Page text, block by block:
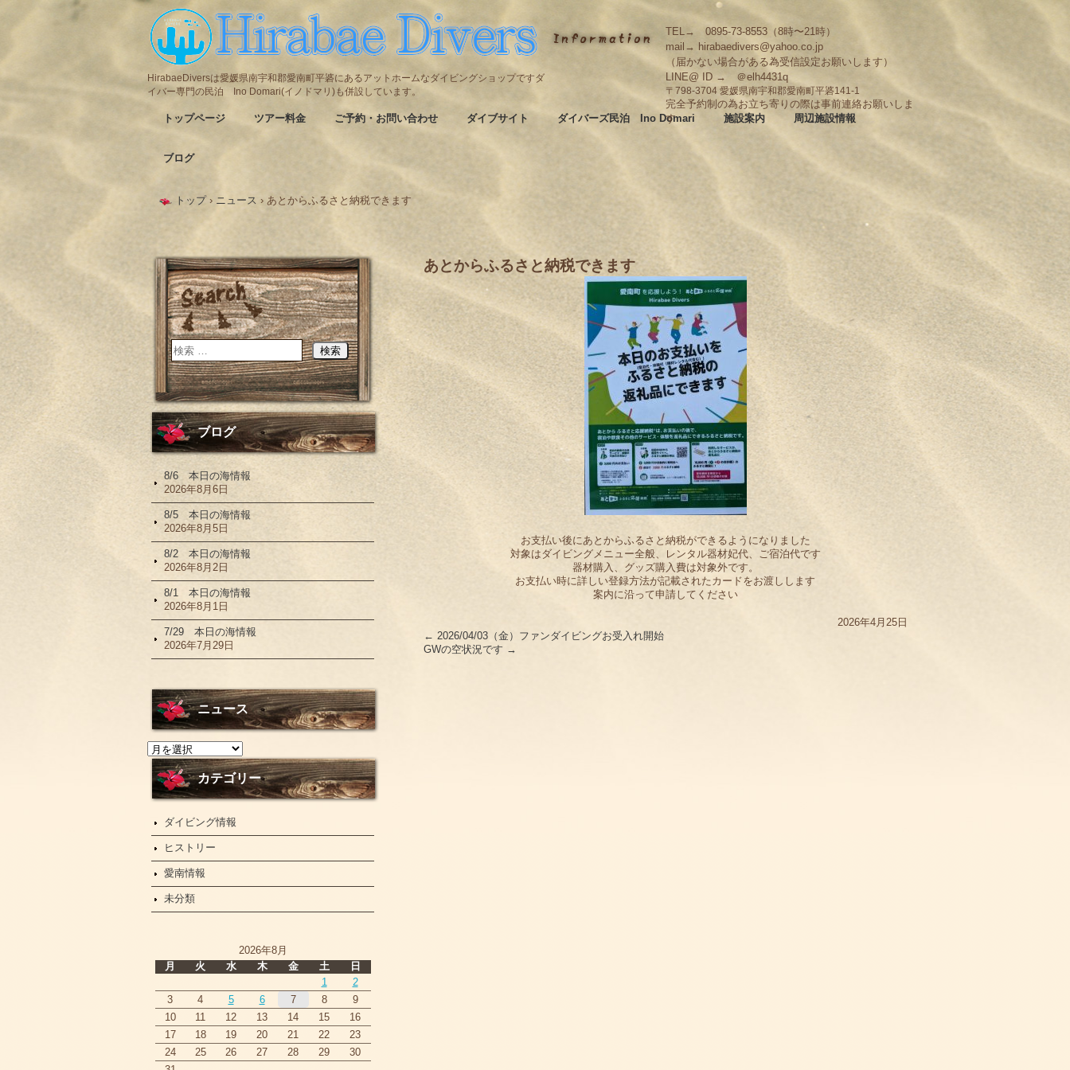
HirabaeDiversは愛媛県南宇和郡愛南町平碆にあるアットホームなダイビングショップですダ
イバー専門の民泊 Ino Domari(イノドマリ)も併設しています。
TEL→ 0895-73-8553（8時〜21時）
mail→ hirabaedivers@yahoo.co.jp
（届かない場合がある為受信設定お願いします）
LINE@ ID → ＠elh4431q
〒798-3704 愛媛県南宇和郡愛南町平碆141-1
完全予約制の為お立ち寄りの際は事前連絡お願いしま
す
トップページ ツアー料金 ご予約・お問い合わせ ダイブサイト ダイバーズ民泊 Ino Domari 施設案内 周辺施設情報
ブログ
トップ › ニュース › あとからふるさと納税できます
あとからふるさと納税できます
お支払い後にあとからふるさと納税ができるようになりました
対象はダイビングメニュー全般、レンタル器材妃代、ご宿泊代です
器材購入、グッズ購入費は対象外です。
お支払い時に詳しい登録方法が記載されたカードをお渡しします
案内に沿って申請してください
2026年4月25日
← 2026/04/03（金）ファンダイビングお受入れ開始
GWの空状況です →
ブログ
8/6 本日の海情報
2026年8月6日
8/5 本日の海情報
2026年8月5日
8/2 本日の海情報
2026年8月2日
8/1 本日の海情報
2026年8月1日
7/29 本日の海情報
2026年7月29日
ニュース
ニ
ュ
ー
カテゴリー
ダイビング情報
ヒストリー
愛南情報
未分類
2026年8月
月
火 水 木 金 土
日
1
2
3
4 5 6 7 8
9
10
11 12 13 14 15
16
17
18 19 20 21 22
23
24
25 26 27 28 29
30